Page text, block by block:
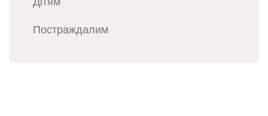
Постраждалим